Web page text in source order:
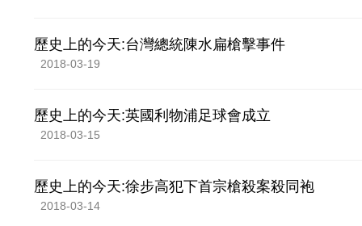
歷史上的今天:台灣總統陳水扁槍擊事件
2018-03-19
歷史上的今天:英國利物浦足球會成立
2018-03-15
歷史上的今天:徐步高犯下首宗槍殺案殺同袍
2018-03-14